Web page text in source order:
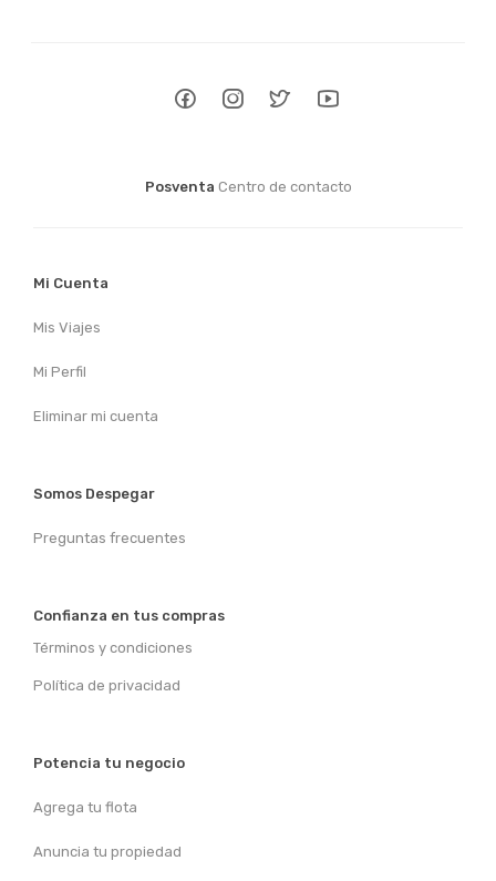
Posventa Centro de contacto
Mi Cuenta
Mis Viajes
Mi Perfil
Eliminar mi cuenta
Somos Despegar
Preguntas frecuentes
Confianza en tus compras
Términos y condiciones
Política de privacidad
Potencia tu negocio
Agrega tu flota
Anuncia tu propiedad